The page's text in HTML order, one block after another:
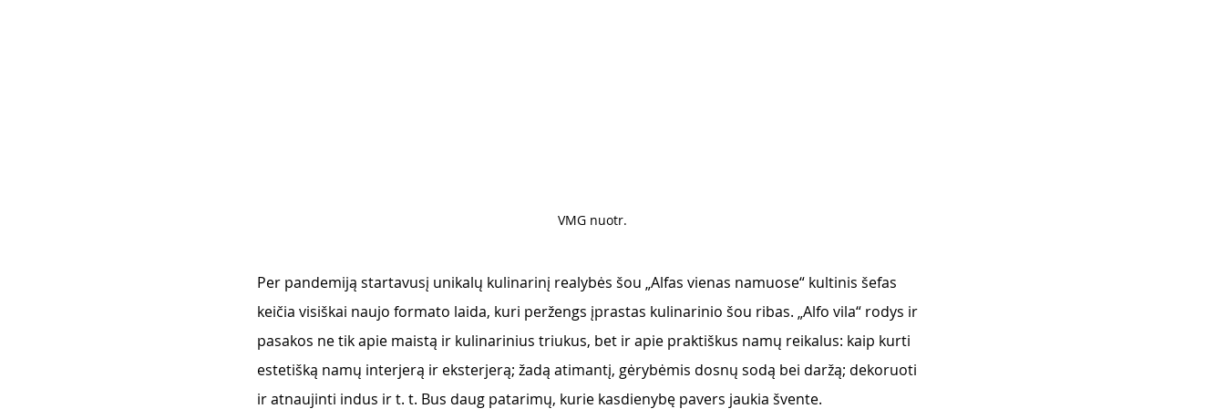
VMG nuotr.
Per pandemiją startavusį unikalų kulinarinį realybės šou „Alfas vienas namuose“ kultinis šefas
keičia visiškai naujo formato laida, kuri peržengs įprastas kulinarinio šou ribas. „Alfo vila“ rodys ir
pasakos ne tik apie maistą ir kulinarinius triukus, bet ir apie praktiškus namų reikalus: kaip kurti
estetišką namų interjerą ir eksterjerą; žadą atimantį, gėrybėmis dosnų sodą bei daržą; dekoruoti
ir atnaujinti indus ir t. t. Bus daug patarimų, kurie kasdienybę pavers jaukia švente.